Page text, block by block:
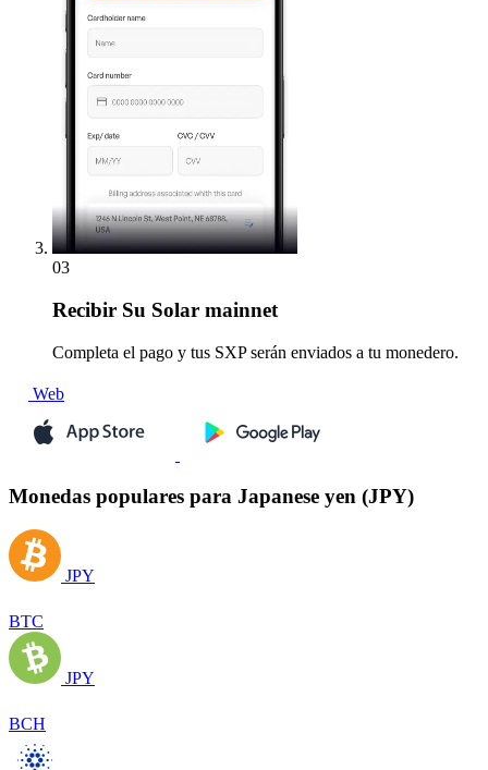
03
Recibir Su Solar mainnet
Completa el pago y tus SXP serán enviados a tu monedero.
Web
Monedas populares para Japanese yen (JPY)
JPY
BTC
JPY
BCH